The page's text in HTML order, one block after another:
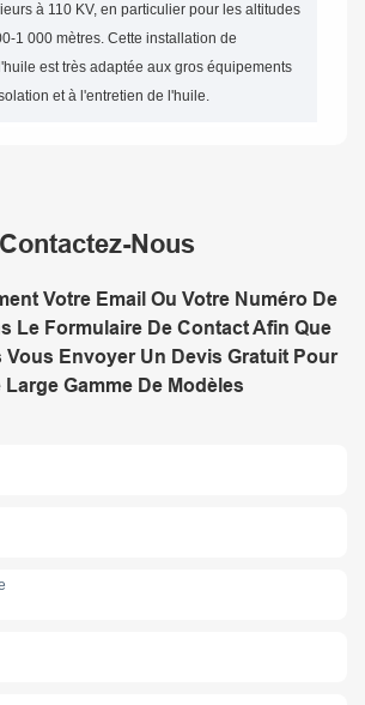
à 110 KV, en particulier pour les altitudes
1 000 mètres. Cette installation de
est très adaptée aux gros équipements
et à l'entretien de l'huile.
Contactez-Nous
Votre Email Ou Votre Numéro De
Le Formulaire De Contact Afin Que
Vous Envoyer Un Devis Gratuit Pour
Large Gamme De Modèles